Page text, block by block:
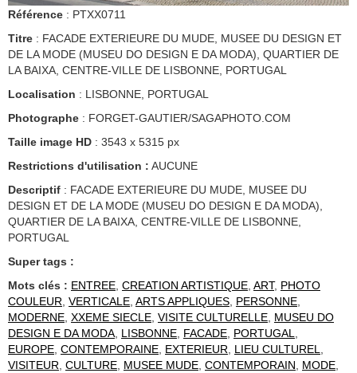
Référence : PTXX0711
Titre : FACADE EXTERIEURE DU MUDE, MUSEE DU DESIGN ET
DE LA MODE (MUSEU DO DESIGN E DA MODA), QUARTIER DE
LA BAIXA, CENTRE-VILLE DE LISBONNE, PORTUGAL
Localisation : LISBONNE, PORTUGAL
Photographe : FORGET-GAUTIER/SAGAPHOTO.COM
Taille image HD : 3543 x 5315 px
Restrictions d'utilisation : AUCUNE
Descriptif : FACADE EXTERIEURE DU MUDE, MUSEE DU
DESIGN ET DE LA MODE (MUSEU DO DESIGN E DA MODA),
QUARTIER DE LA BAIXA, CENTRE-VILLE DE LISBONNE,
PORTUGAL
Super tags :
Mots clés : ENTREE, CREATION ARTISTIQUE, ART, PHOTO
COULEUR, VERTICALE, ARTS APPLIQUES, PERSONNE,
MODERNE, XXEME SIECLE, VISITE CULTURELLE, MUSEU DO
DESIGN E DA MODA, LISBONNE, FACADE, PORTUGAL,
EUROPE, CONTEMPORAINE, EXTERIEUR, LIEU CULTUREL,
VISITEUR, CULTURE, MUSEE MUDE, CONTEMPORAIN, MODE,